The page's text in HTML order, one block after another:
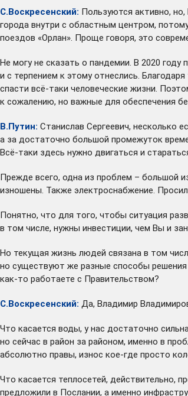
С.Воскресенский: Пользуются активно,
города внутри с областным центром,
поездов «Орлан». Проще говоря, это
Не могу не сказать о пандемии. В 2020
и с терпением к этому отнеслись.
спасти всё-таки человеческие жизни.
к сожалению, но важные для обеспечения
В.Путин: Станислав Сергеевич, несколько
а за достаточно большой промежуток
Всё-таки здесь нужно двигаться и
Прежде всего, одна из проблем – большой
изношены. Также электроснабжение.
Понятно, что для того, чтобы ситуация
в том числе, нужны инвестиции, чем Вы и
Но текущая жизнь людей связана в том
но существуют же разные способы решения
как-то работаете с Правительством?
С.Воскресенский: Да, Владимир
Что касается воды, у нас достаточно
но сейчас в район за районом, именно в
абсолютно правы, износ кое-где просто
Что касается теплосетей, действительно,
предложили в Послании, а именно